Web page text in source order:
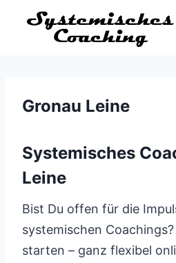
Inhalt
Gronau Leine
Systemisches
Leine
Bist Du offen für die
systemischen
starten – ganz flexibel